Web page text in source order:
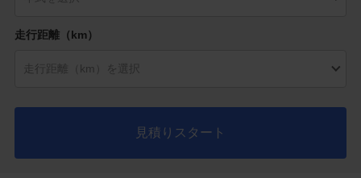
走行距離（km）
見積りスタート